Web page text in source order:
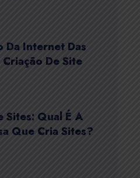
Da Internet Das
De Site
Sites: Qual É A
Que Cria Sites?